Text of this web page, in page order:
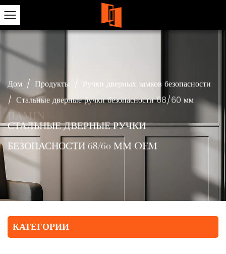
Дом / Продукты / Ручки дверных замков безопасности
/ Стальные дверные ручки безопасности 68/60 мм
СТАЛЬНЫЕ ДВЕРНЫЕ РУЧКИ
БЕЗОПАСНОСТИ 68/60 ММ OEM
КАТЕГОРИИ